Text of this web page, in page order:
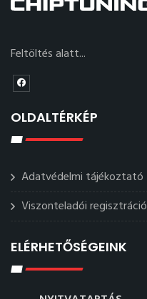
Feltöltés alatt...
OLDALTÉRKÉP
Adatvédelmi tájékoztató
Viszonteladói regisztráció
ELÉRHETŐSÉGEINK